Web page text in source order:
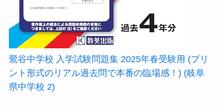
鶯谷中学校 入学試験問題集 2025年春受験用 (プリ
ント形式のリアル過去問で本番の臨場感！) (岐阜
県中学校 2)